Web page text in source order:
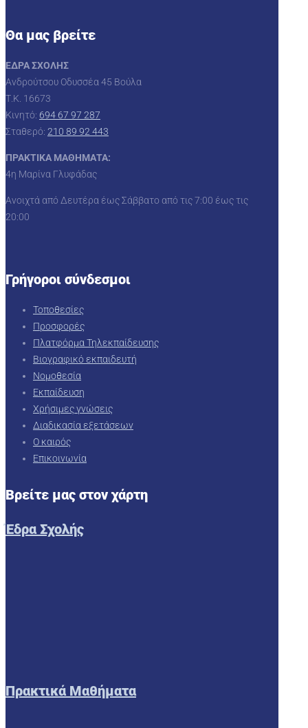
Θα μας βρείτε
ΕΔΡΑ ΣΧΟΛΗΣ
Ανδρούτσου Οδυσσέα 45 Βούλα
Τ.Κ. 16673
Κινητό: 694 67 97 287
Σταθερό: 210 89 92 443
ΠΡΑΚΤΙΚΑ ΜΑΘΗΜΑΤΑ:
4η Μαρίνα Γλυφάδας
Ανοιχτά από Δευτέρα έως Σάββατο από τις 7:00 έως τις
20:00
Γρήγοροι σύνδεσμοι
Τοποθεσίες
Προσφορές
Πλατφόρμα Τηλεκπαίδευσης
Βιογραφικό εκπαιδευτή
Νομοθεσία
Εκπαίδευση
Χρήσιμες γνώσεις
Διαδικασία εξετάσεων
Ο καιρός
Επικοινωνία
Βρείτε μας στον χάρτη
Έδρα Σχολής
Πρακτικά Μαθήματα